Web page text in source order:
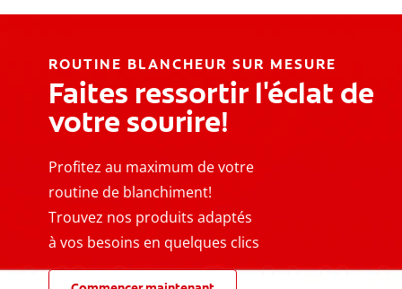
ROUTINE BLANCHEUR SUR MESURE
Faites ressortir l'éclat de
votre sourire!
Profitez au maximum de votre
routine de blanchiment!
Trouvez nos produits adaptés
à vos besoins en quelques clics